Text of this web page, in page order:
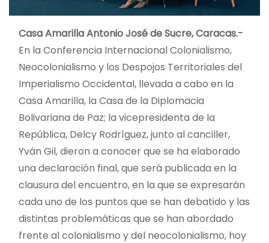
Casa Amarilla Antonio José de Sucre, Caracas.-
En la Conferencia Internacional Colonialismo,
Neocolonialismo y los Despojos Territoriales del
Imperialismo Occidental, llevada a cabo en la
Casa Amarilla, la Casa de la Diplomacia
Bolivariana de Paz; la vicepresidenta de la
República, Delcy Rodríguez, junto al canciller,
Yván Gil, dieron a conocer que se ha elaborado
una declaración final, que será publicada en la
clausura del encuentro, en la que se expresarán
cada uno de los puntos que se han debatido y las
distintas problemáticas que se han abordado
frente al colonialismo y del neocolonialismo, hoy